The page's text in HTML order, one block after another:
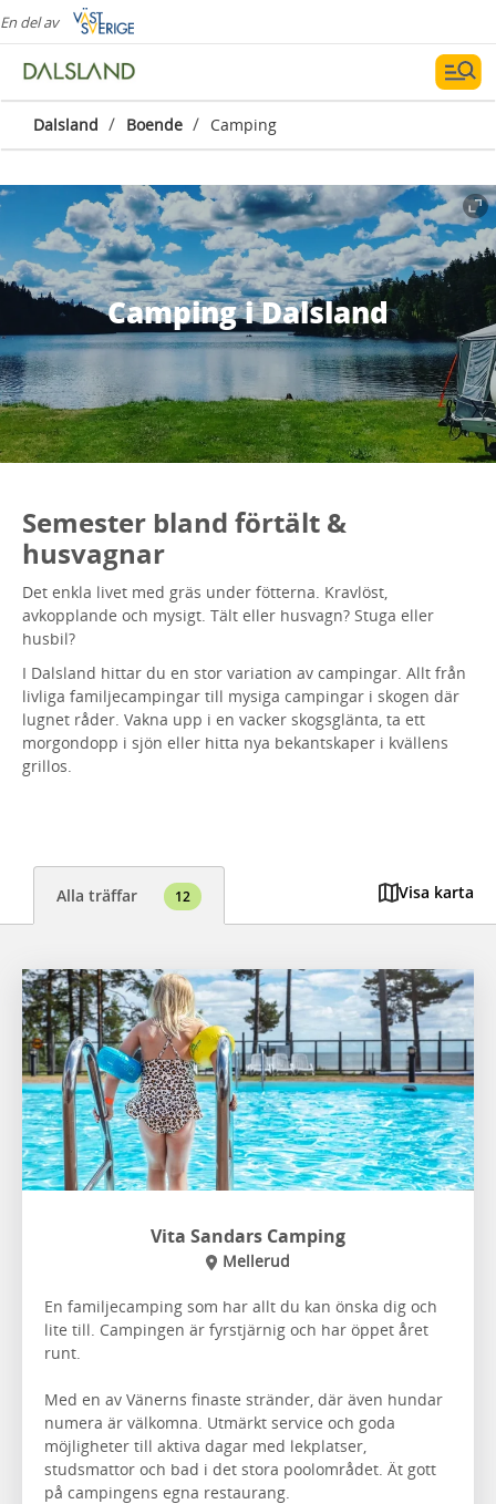
En del av
Dalsland / Boende / Camping
Camping i Dalsland
Semester bland förtält &
husvagnar
Det enkla livet med gräs under fötterna. Kravlöst,
avkopplande och mysigt. Tält eller husvagn? Stuga eller
husbil?
I Dalsland hittar du en stor variation av campingar. Allt från
livliga familjecampingar till mysiga campingar i skogen där
lugnet råder. Vakna upp i en vacker skogsglänta, ta ett
morgondopp i sjön eller hitta nya bekantskaper i kvällens
grillos.
Alla träffar 12 Visa karta
Vita Sandars Camping
Mellerud
En familjecamping som har allt du kan önska dig och
lite till. Campingen är fyrstjärnig och har öppet året
runt.
Med en av Vänerns finaste stränder, där även hundar
numera är välkomna. Utmärkt service och goda
möjligheter till aktiva dagar med lekplatser,
studsmattor och bad i det stora poolområdet. Ät gott
på campingens egna restaurang.